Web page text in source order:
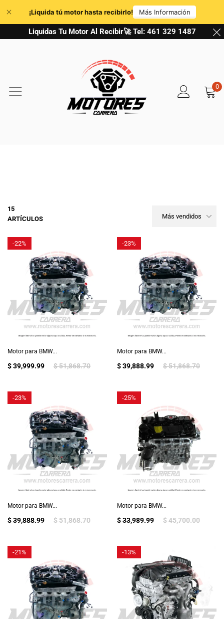
Liquidas Tu Motor Al Recibir🚀 Tel: 461 329 1487
0
15
ARTÍCULOS
Más vendidos
-22%
Motor para BMW...
$ 39,999.99 $ 51,868.70
-23%
Motor para BMW...
$ 39,888.99 $ 51,868.70
-23%
Motor para BMW...
$ 39,888.99 $ 51,868.70
-25%
Motor para BMW...
$ 33,989.99 $ 45,700.00
-21% -13%